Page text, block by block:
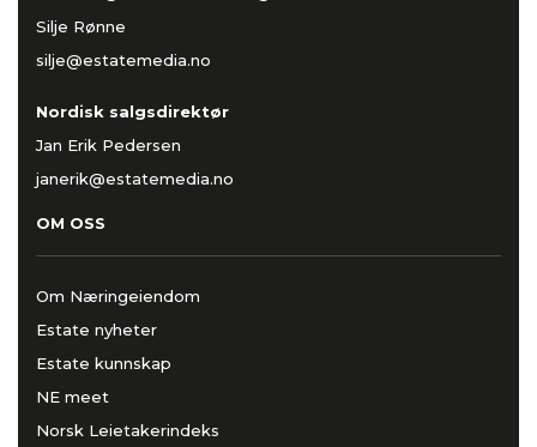
Silje Rønne
silje@estatemedia.no
Nordisk salgsdirektør
Jan Erik Pedersen
janerik@estatemedia.no
OM OSS
Om Næringeiendom
Estate nyheter
Estate kunnskap
NE meet
Norsk Leietakerindeks